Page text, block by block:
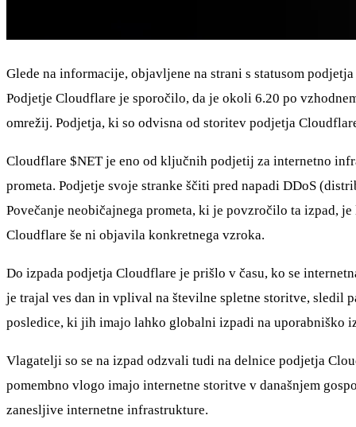
Glede na informacije, objavljene na strani s statusom
Podjetje Cloudflare je sporočilo, da je okoli 6.20 po
omrežij. Podjetja, ki so odvisna od storitev podjetja
Cloudflare $NETje eno od ključnih podjetij za internetno
prometa. Podjetje svoje stranke ščiti pred napadi DDoS
Povečanje neobičajnega prometa, ki je povzročilo ta izpad,
Cloudflare še ni objavila konkretnega vzroka.
Do izpada podjetja Cloudflare je prišlo v času, ko se
je trajal ves dan in vplival na številne spletne storitve, sledil
posledice, ki jih imajo lahko globalni izpadi na uporabniško
Vlagatelji so se na izpad odzvali tudi na delnice podjetja
pomembno vlogo imajo internetne storitve v današnjem
zanesljive internetne infrastrukture.